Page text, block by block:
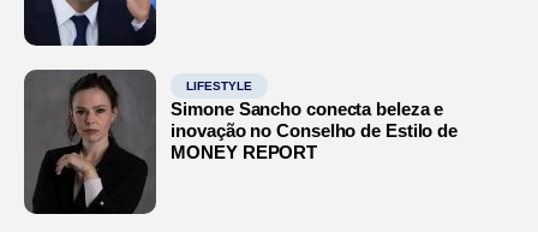
LIFESTYLE
Simone Sancho conecta beleza e
inovação no Conselho de Estilo de
MONEY REPORT